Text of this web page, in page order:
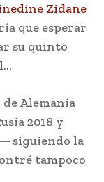
Zidane
que esperar
su quinto
de Alemania
2018 y
siguiendo la
tampoco